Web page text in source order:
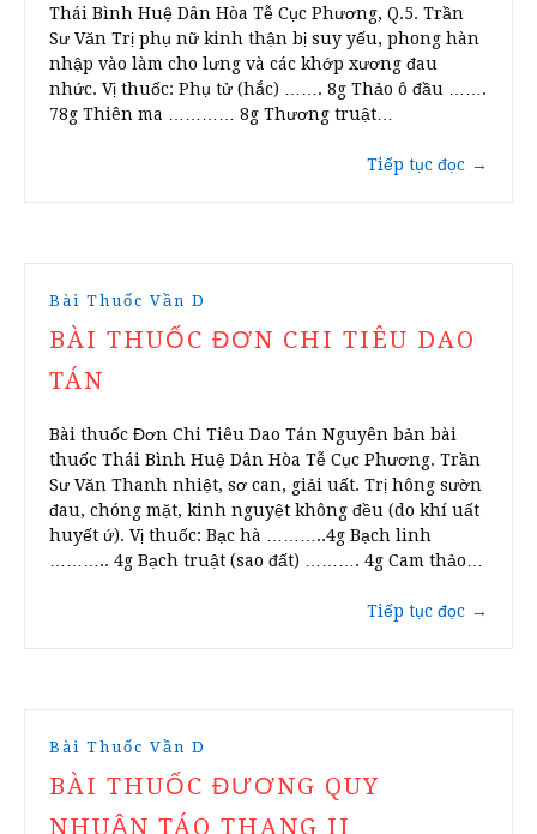
Thái Bình Huệ Dân Hòa Tễ Cục Phương, Q.5. Trần
Sư Văn Trị phụ nữ kinh thận bị suy yếu, phong hàn
nhập vào làm cho lưng và các khớp xương đau
nhức. Vị thuốc: Phụ tử (hắc) ……. 8g Thảo ô đầu …….
78g Thiên ma ………… 8g Thương truật…
Tiếp tục đọc →
Bài Thuốc Vần D
BÀI THUỐC ĐƠN CHI TIÊU DAO
TÁN
Bài thuốc Đơn Chi Tiêu Dao Tán Nguyên bản bài
thuốc Thái Bình Huệ Dân Hòa Tễ Cục Phương. Trần
Sư Văn Thanh nhiệt, sơ can, giải uất. Trị hông sườn
đau, chóng mặt, kinh nguyệt không đều (do khí uất
huyết ứ). Vị thuốc: Bạc hà ………..4g Bạch linh
……….. 4g Bạch truật (sao đất) ………. 4g Cam thảo…
Tiếp tục đọc →
Bài Thuốc Vần D
BÀI THUỐC ĐƯƠNG QUY
NHUẬN TÁO THANG II